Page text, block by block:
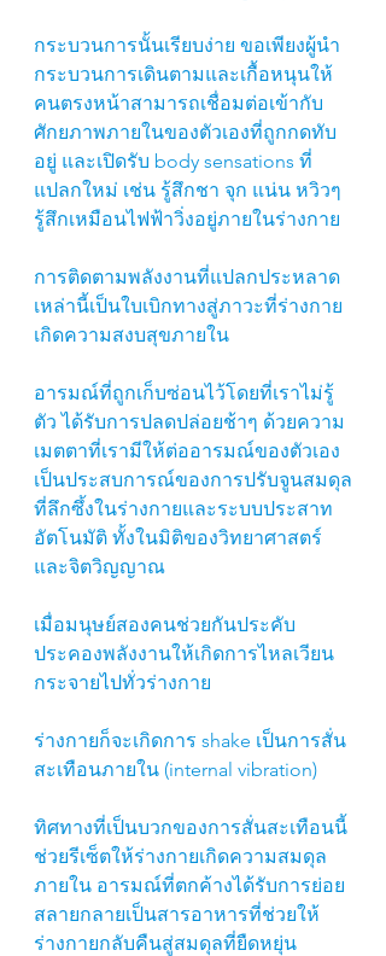
กระบวนการนั้นเรียบง่าย ขอเพียงผู้นำ
กระบวนการเดินตามและเกื้อหนุนให้
คนตรงหน้าสามารถเชื่อมต่อเข้ากับ
ศักยภาพภายในของตัวเองที่ถูกกดทับ
อยู่ และเปิดรับ body sensations ที่
แปลกใหม่ เช่น รู้สึกชา จุก แน่น หวิวๆ
รู้สึกเหมือนไฟฟ้าวิ่งอยู่ภายในร่างกาย
การติดตามพลังงานที่แปลกประหลาด
เหล่านี้เป็นใบเบิกทางสู่ภาวะที่ร่างกาย
เกิดความสงบสุขภายใน
อารมณ์ที่ถูกเก็บซ่อนไว้โดยที่เราไม่รู้
ตัว ได้รับการปลดปล่อยช้าๆ ด้วยความ
เมตตาที่เรามีให้ต่ออารมณ์ของตัวเอง
เป็นประสบการณ์ของการปรับจูนสมดุล
ที่ลึกซึ้งในร่างกายและระบบประสาท
อัตโนมัติ ทั้งในมิติของวิทยาศาสตร์
และจิตวิญญาณ
เมื่อมนุษย์สองคนช่วยกันประคับ
ประคองพลังงานให้เกิดการไหลเวียน
กระจายไปทั่วร่างกาย
ร่างกายก็จะเกิดการ shake เป็นการสั่น
สะเทือนภายใน (internal vibration)
ทิศทางที่เป็นบวกของการสั่นสะเทือนนี้
ช่วยรีเซ็ตให้ร่างกายเกิดความสมดุล
ภายใน อารมณ์ที่ตกค้างได้รับการย่อย
สลายกลายเป็นสารอาหารที่ช่วยให้
ร่างกายกลับคืนสู่สมดุลที่ยืดหยุ่น